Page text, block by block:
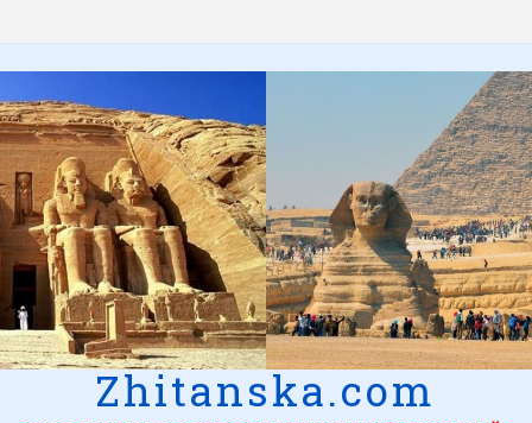
Zhitanska.com